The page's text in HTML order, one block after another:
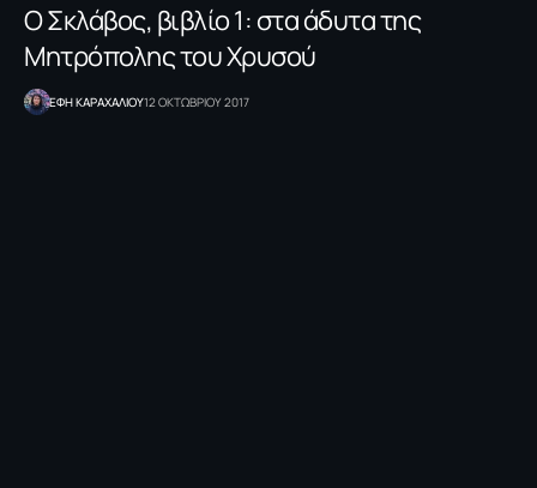
Ο Σκλάβος, βιβλίο 1: στα άδυτα της
Μητρόπολης του Χρυσού
ΕΦΗ KΑΡΑΧΑΛΙΟΥ12 ΟΚΤΩΒΡΙΟΥ 2017